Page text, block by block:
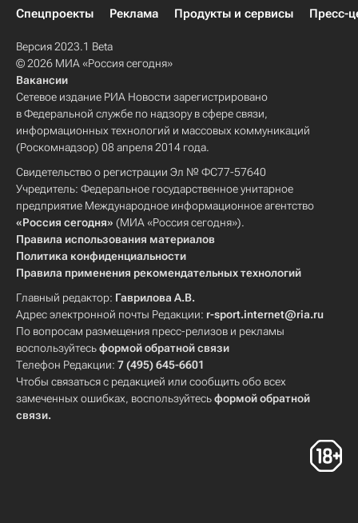
Спецпроекты
Реклама Продукты и сервисы Пресс-
Версия 2023.1 Beta
© 2026 МИА «Россия сегодня»
Вакансии
Сетевое издание РИА Новости зарегистрировано
в Федеральной службе по надзору в сфере связи,
информационных технологий и массовых коммуникаций
(Роскомнадзор) 08 апреля 2014 года.
Свидетельство о регистрации Эл № ФС77-57640
Учредитель: Федеральное государственное унитарное
предприятие Международное информационное агентство
«Россия сегодня» (МИА «Россия сегодня»).
Правила использования материалов
Политика конфиденциальности
Правила применения рекомендательных технологий
Главный редактор: Гаврилова А.В.
Адрес электронной почты Редакции: r-sport.internet@ria.ru
По вопросам размещения пресс-релизов и рекламы
воспользуйтесьформой обратной связи
Телефон Редакции: 7 (495) 645-6601
Чтобы связаться с редакцией или сообщить обо всех
замеченных ошибках, воспользуйтесьформой обратной
связи.